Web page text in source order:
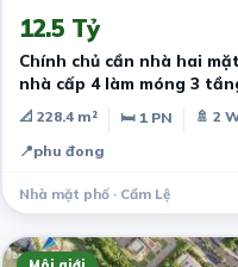
12.5 Tỷ
Chính chủ cần nhà hai
nhà cấp 4 làm móng 3
📐 228.4 m² 🛏 1 PN
🚿 2
📍phu đong
Nhà mặt phố · Cẩm Lệ